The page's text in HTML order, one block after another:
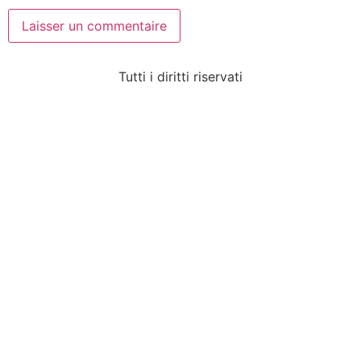
Tutti i diritti riservati